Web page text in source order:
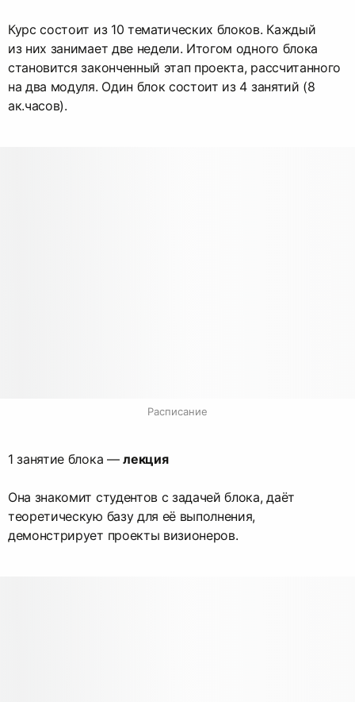
Курс состоит из 10 тематических блоков. Каждый
из них занимает две недели. Итогом одного блока
становится законченный этап проекта, рассчитанного
на два модуля. Один блок состоит из 4 занятий (8
ак.часов).
Расписание
1 занятие блока —лекция
Она знакомит студентов с задачей блока, даёт
теоретическую базу для её выполнения,
демонстрирует проекты визионеров.